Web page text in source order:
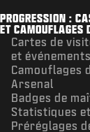
PROGRESSION :
ET CAMOUFLAGES
Cartes de
et événements
Camouflages
Arsenal
Badges de
Statistiques
Préréglages